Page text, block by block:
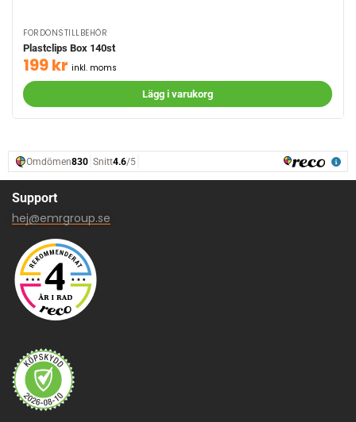
FORDONSTILLBEHÖR
Plastclips Box 140st
199kr inkl. moms
Lägg i varukorg
Support
hej@emrgroup.se